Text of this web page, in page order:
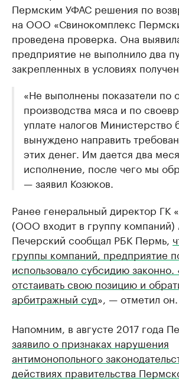
Пермским УФАС решения по
на ООО «Свинокомплекс
проведена проверка. Она
предприятие не выполнило два
закрепленных в условиях
«Не выполнены показатели по
производства мяса и по
уплате налогов Министерство
вынуждено направить
этих денег. Им дается два
исполнение, после чего мы
— заявил Козюков.
Ранее генеральный директор ГК
(ООО входит в группу компаний)
Печерский сообщал РБК Пермь,
группы компаний, предприятие
использовало субсидию
отстаивать свою позицию и
арбитражный суд», — отметил он.
Напомним, в августе 2017 года
заявило о признаках нарушения
антимонопольного
действиях правительства